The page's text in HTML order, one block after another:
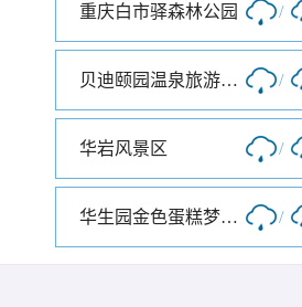
重庆白市驿森林公园 /
贝迪颐园温泉旅游度假区 /
华岩风景区 /
华生园金色蛋糕梦幻王国 /